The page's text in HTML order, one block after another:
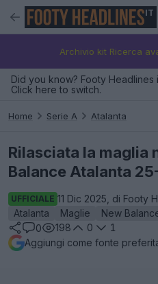
IT
Archivio kit Ricerca
Did you know? Footy Headlines
Click here to switch.
Home Serie A Atalanta
Rilasciata la maglia
Balance Atalanta
UFFICIALE 11 Dic 2025, di Footy
Atalanta
Maglie New
0
198 0
1
Aggiungi come fonte